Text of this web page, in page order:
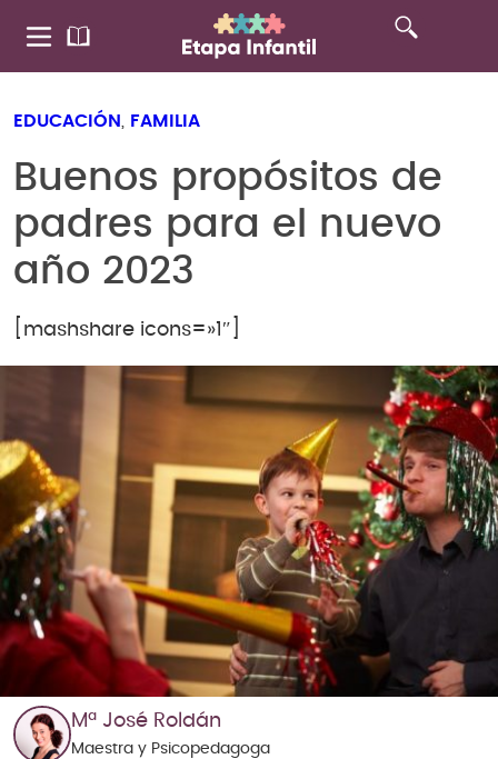
EDUCACIÓN FAMILIA
Buenos propósitos de
padres para el nuevo
año 2023
[mashshare icons=»1″]
Mª José Roldán
Maestra y Psicopedagoga